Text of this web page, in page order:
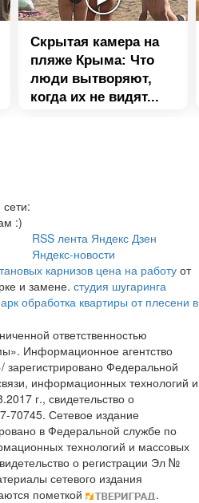
Скрытая камера на
пляже Крыма: Что
люди вытворяют,
когда их не видят...
:)
RSS лента Яндекс Дзен
Яндекс-новости
карнизов цена на работу от
и замене. студия шугаринга
обработка квартиры от плесени в
ответственностью
Информационное агентство
Федеральной
информационных технологий и
г., свидетельство о
70745. Сетевое издание
в Федеральной службе по
технологий и массовых
о регистрации Эл №
сетевого издания
пометкой
.